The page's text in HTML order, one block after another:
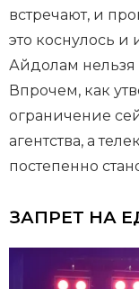
встречают, и
это коснулось
Айдолам нельзя
Впрочем, как
ограничение
агентства, а
постепенно
ЗАПРЕТ НА